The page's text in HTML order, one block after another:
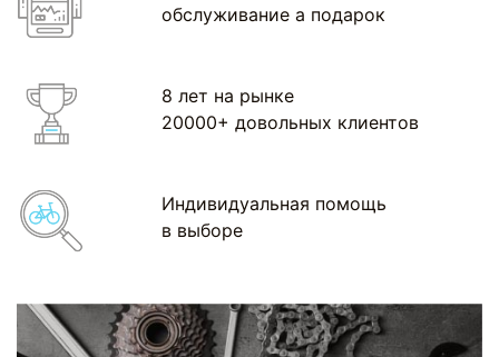
обслуживание а подарок
8 лет на рынке
20000+ довольных клиентов
Индивидуальная помощь
в выборе